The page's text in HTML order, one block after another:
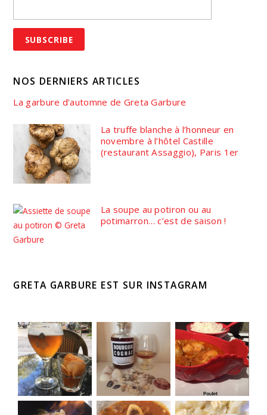
NOS DERNIERS ARTICLES
La garbure d’automne de Greta Garbure
La truffe blanche à l’honneur en
novembre à l’hôtel Castille
(restaurant Assaggio), Paris 1er
La soupe au potiron ou au
potimarron… c’est de saison !
GRETA GARBURE EST SUR INSTAGRAM